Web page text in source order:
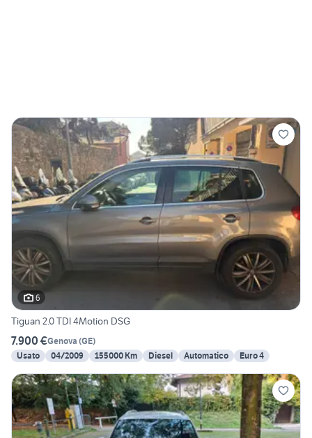
6
Tiguan 2.0 TDI 4Motion DSG
7.900 €Genova (GE)
Usato
04/2009 155000 Km Diesel Automatico Euro 4